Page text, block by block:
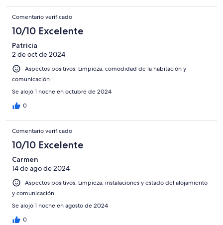
Comentario verificado
10/10 Excelente
Patricia
2 de oct de 2024
Aspectos positivos: Limpieza, comodidad de la habitación y
comunicación
Se alojó 1 noche en octubre de 2024
0
Comentario verificado
10/10 Excelente
Carmen
14 de ago de 2024
Aspectos positivos: Limpieza, instalaciones y estado del alojamiento
y comunicación
Se alojó 1 noche en agosto de 2024
0